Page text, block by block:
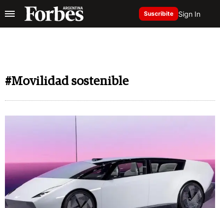
Suscribite Sign In
#Movilidad sostenible